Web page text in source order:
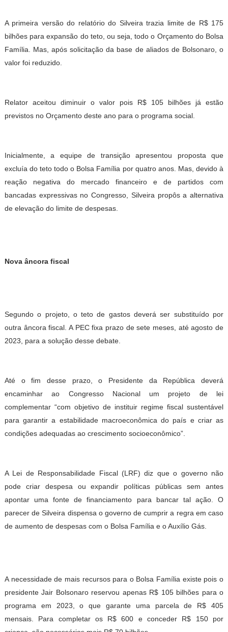
A primeira versão do relatório do Silveira trazia limite de R$ 175
bilhões para expansão do teto, ou seja, todo o Orçamento do Bolsa
Família. Mas, após solicitação da base de aliados de Bolsonaro, o
valor foi reduzido.
Relator aceitou diminuir o valor pois R$ 105 bilhões já estão
previstos no Orçamento deste ano para o programa social.
Inicialmente, a equipe de transição apresentou proposta que
excluía do teto todo o Bolsa Família por quatro anos. Mas, devido à
reação negativa do mercado financeiro e de partidos com
bancadas expressivas no Congresso, Silveira propôs a alternativa
de elevação do limite de despesas.
Nova âncora fiscal
Segundo o projeto, o teto de gastos deverá ser substituído por
outra âncora fiscal. A PEC fixa prazo de sete meses, até agosto de
2023, para a solução desse debate.
Até o fim desse prazo, o Presidente da República deverá
encaminhar ao Congresso Nacional um projeto de lei
complementar “com objetivo de instituir regime fiscal sustentável
para garantir a estabilidade macroeconômica do país e criar as
condições adequadas ao crescimento socioeconômico”.
A Lei de Responsabilidade Fiscal (LRF) diz que o governo não
pode criar despesa ou expandir políticas públicas sem antes
apontar uma fonte de financiamento para bancar tal ação. O
parecer de Silveira dispensa o governo de cumprir a regra em caso
de aumento de despesas com o Bolsa Família e o Auxílio Gás.
A necessidade de mais recursos para o Bolsa Família existe pois o
presidente Jair Bolsonaro reservou apenas R$ 105 bilhões para o
programa em 2023, o que garante uma parcela de R$ 405
mensais. Para completar os R$ 600 e conceder R$ 150 por